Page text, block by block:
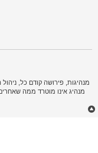
מנהיג אינו מוטרד ממה